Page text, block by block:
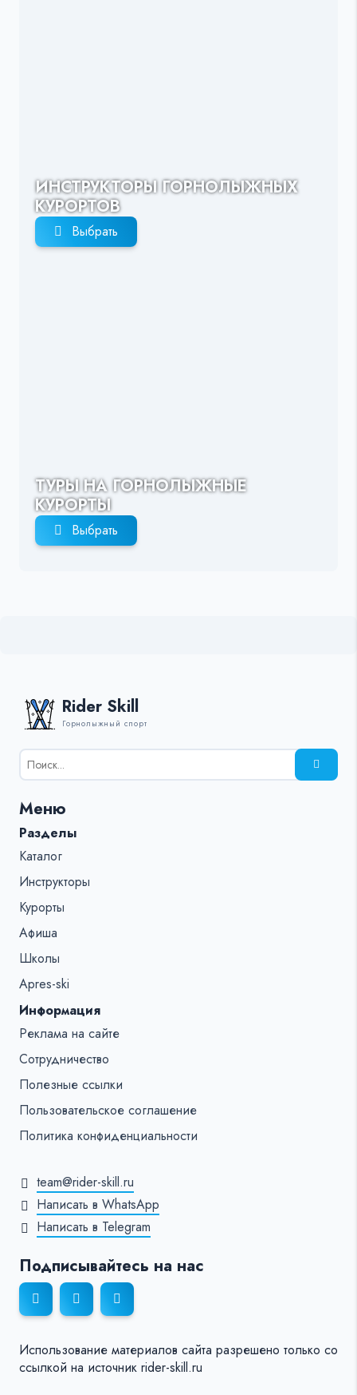
ИНСТРУКТОРЫ ГОРНОЛЫЖНЫХ
КУРОРТОВ
Выбрать
ТУРЫ НА ГОРНОЛЫЖНЫЕ
КУРОРТЫ
Выбрать
Rider Skill
Горнолыжный спорт
Результаты
поиска
%s:
Меню
Разделы
Каталог
Инструкторы
Курорты
Афиша
Школы
Apres-ski
Информация
Реклама на сайте
Сотрудничество
Полезные ссылки
Пользовательское соглашение
Политика конфиденциальности
team@rider-skill.ru
Написать в WhatsApp
Написать в Telegram
Подписывайтесь на нас
Использование материалов сайта разрешено только со
ссылкой на источник rider-skill.ru